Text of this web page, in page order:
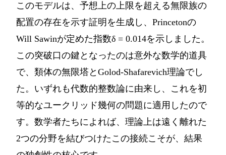
このモデルは、予想上の上限を超える無限族の
配置の存在を示す証明を生成し、Princetonの
Will Sawinが定めた指数δ = 0.014を示しました。
この突破口の鍵となったのは意外な数学的道具
で、類体の無限塔とGolod-Shafarevich理論でし
た。いずれも代数的整数論に由来し、これを初
等的なユークリッド幾何の問題に適用したので
す。数学者たちによれば、理論上は遠く離れた
2つの分野を結びつけたこの接続こそが、結果